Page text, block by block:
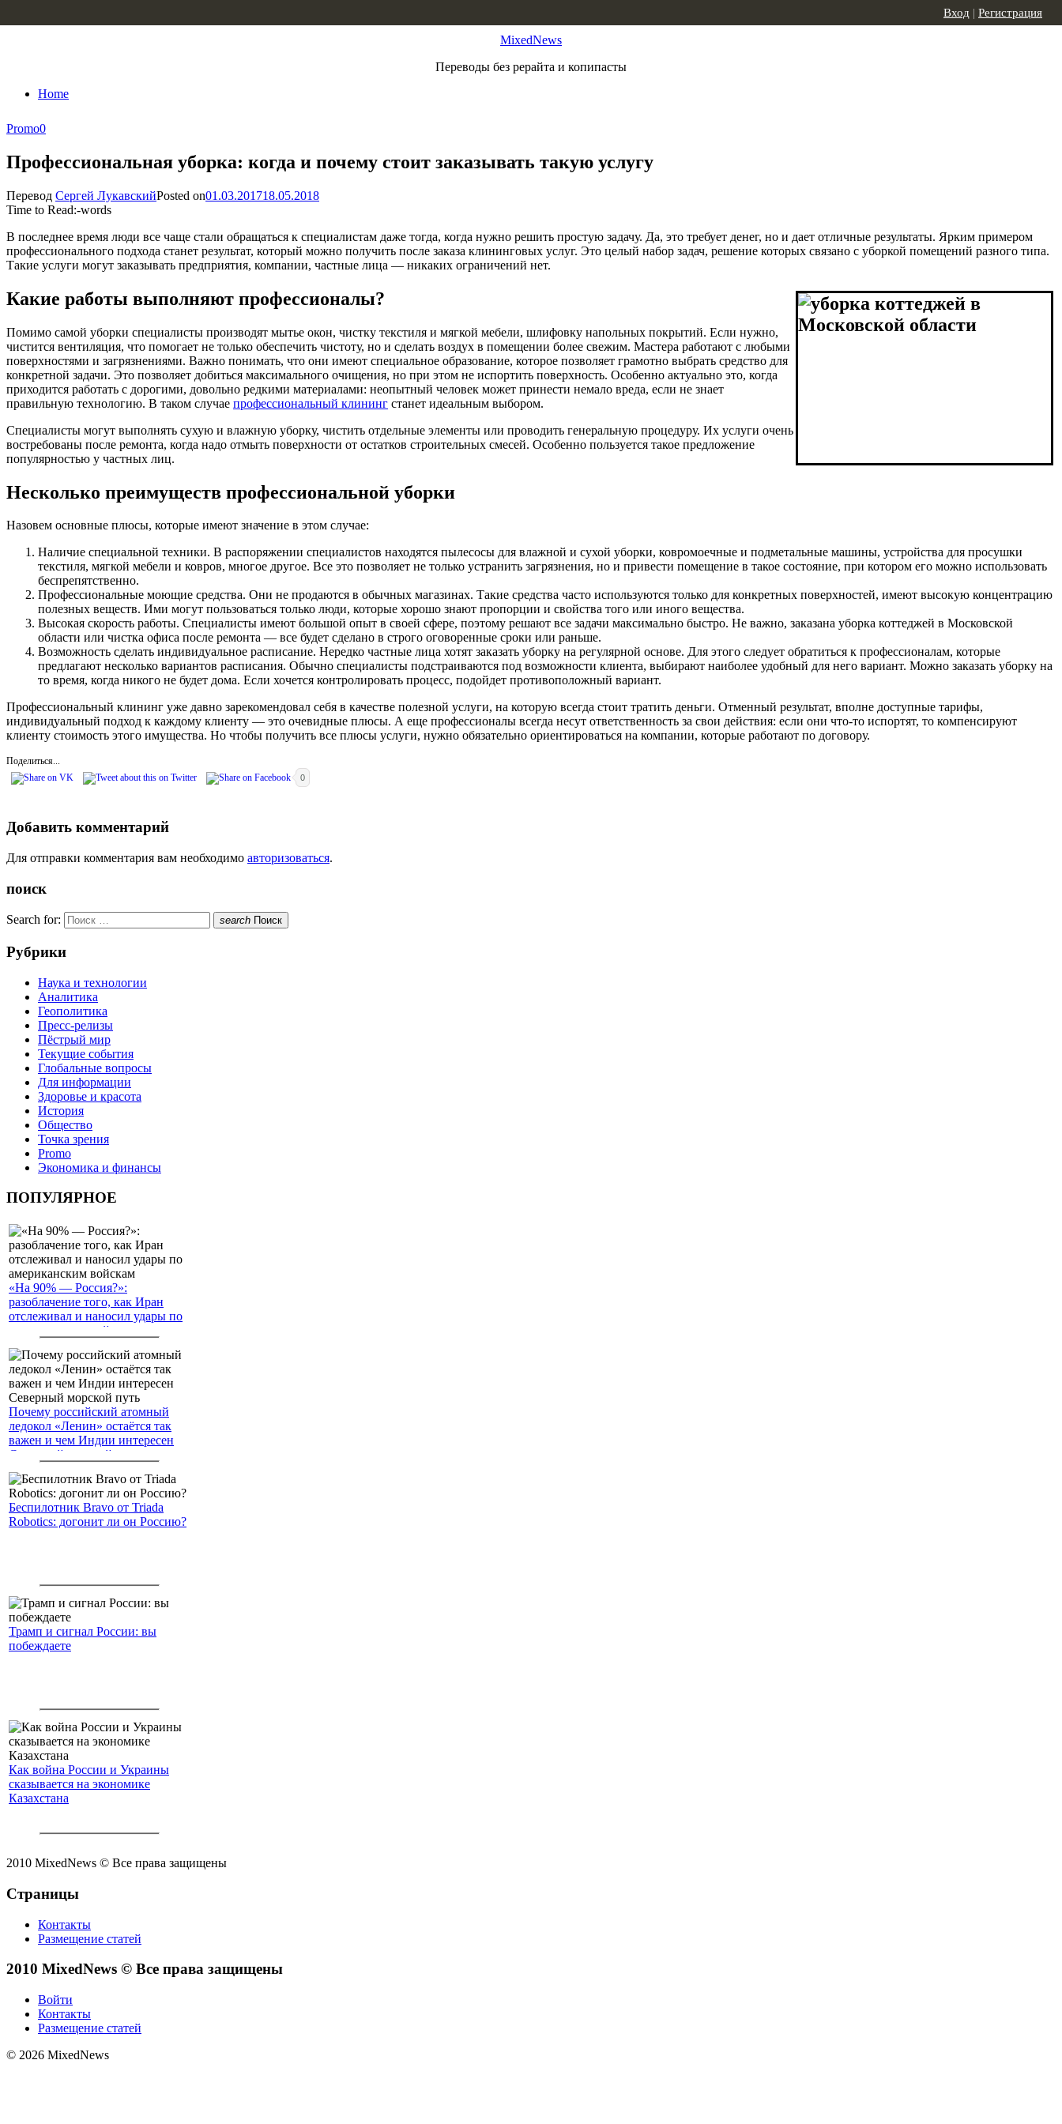
MixedNews
Переводы без рерайта и копипасты
Home
Вход | Регистрация
Promo0
Профессиональная уборка: когда и почему стоит заказывать такую услугу
Перевод Сергей ЛукавскийPosted on01.03.201718.05.2018
Time to Read:-words
В последнее время люди все чаще стали обращаться к специалистам даже тогда, когда нужно решить простую задачу. Да, это требует денег, но и дает отличные результаты. Ярким примером
профессионального подхода станет результат, который можно получить после заказа клининговых услуг. Это целый набор задач, решение которых связано с уборкой помещений разного типа.
Такие услуги могут заказывать предприятия, компании, частные лица — никаких ограничений нет.
Какие работы выполняют профессионалы?
Помимо самой уборки специалисты производят мытье окон, чистку текстиля и мягкой мебели, шлифовку напольных покрытий. Если нужно,
чистится вентиляция, что помогает не только обеспечить чистоту, но и сделать воздух в помещении более свежим. Мастера работают с любыми
поверхностями и загрязнениями. Важно понимать, что они имеют специальное образование, которое позволяет грамотно выбрать средство для
конкретной задачи. Это позволяет добиться максимального очищения, но при этом не испортить поверхность. Особенно актуально это, когда
приходится работать с дорогими, довольно редкими материалами: неопытный человек может принести немало вреда, если не знает
правильную технологию. В таком случае профессиональный клининг станет идеальным выбором.
Специалисты могут выполнять сухую и влажную уборку, чистить отдельные элементы или проводить генеральную процедуру. Их услуги очень
востребованы после ремонта, когда надо отмыть поверхности от остатков строительных смесей. Особенно пользуется такое предложение
популярностью у частных лиц.
Несколько преимуществ профессиональной уборки
Назовем основные плюсы, которые имеют значение в этом случае:
Наличие специальной техники. В распоряжении специалистов находятся пылесосы для влажной и сухой уборки, ковромоечные и подметальные машины, устройства для просушки
текстиля, мягкой мебели и ковров, многое другое. Все это позволяет не только устранить загрязнения, но и привести помещение в такое состояние, при котором его можно использовать
беспрепятственно.
Профессиональные моющие средства. Они не продаются в обычных магазинах. Такие средства часто используются только для конкретных поверхностей, имеют высокую концентрацию
полезных веществ. Ими могут пользоваться только люди, которые хорошо знают пропорции и свойства того или иного вещества.
Высокая скорость работы. Специалисты имеют большой опыт в своей сфере, поэтому решают все задачи максимально быстро. Не важно, заказана уборка коттеджей в Московской
области или чистка офиса после ремонта — все будет сделано в строго оговоренные сроки или раньше.
Возможность сделать индивидуальное расписание. Нередко частные лица хотят заказать уборку на регулярной основе. Для этого следует обратиться к профессионалам, которые
предлагают несколько вариантов расписания. Обычно специалисты подстраиваются под возможности клиента, выбирают наиболее удобный для него вариант. Можно заказать уборку на
то время, когда никого не будет дома. Если хочется контролировать процесс, подойдет противоположный вариант.
Профессиональный клининг уже давно зарекомендовал себя в качестве полезной услуги, на которую всегда стоит тратить деньги. Отменный результат, вполне доступные тарифы,
индивидуальный подход к каждому клиенту — это очевидные плюсы. А еще профессионалы всегда несут ответственность за свои действия: если они что-то испортят, то компенсируют
клиенту стоимость этого имущества. Но чтобы получить все плюсы услуги, нужно обязательно ориентироваться на компании, которые работают по договору.
Поделиться...
0
Добавить комментарий
Для отправки комментария вам необходимо авторизоваться.
поиск
Search for: search Поиск
Рубрики
Наука и технологии
Аналитика
Геополитика
Пресс-релизы
Пёстрый мир
Текущие события
Глобальные вопросы
Для информации
Здоровье и красота
История
Общество
Точка зрения
Promo
Экономика и финансы
ПОПУЛЯРНОЕ
«На 90% — Россия?»:
разоблачение того, как Иран
отслеживал и наносил удары по
американским войскам
Почему российский атомный
ледокол «Ленин» остаётся так
важен и чем Индии интересен
Северный морской путь
Беспилотник Bravo от Triada
Robotics: догонит ли он Россию?
Трамп и сигнал России: вы
побеждаете
Как война России и Украины
сказывается на экономике
Казахстана
2010 MixedNews © Все права защищены
Страницы
Контакты
Размещение статей
2010 MixedNews © Все права защищены
Войти
Контакты
Размещение статей
© 2026 MixedNews